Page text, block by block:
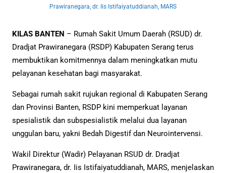
Prawiranegara, dr. Iis Istifaiyatuddianah, MARS
KILAS BANTEN – Rumah Sakit Umum Daerah (RSUD) dr.
Dradjat Prawiranegara (RSDP) Kabupaten Serang terus
membuktikan komitmennya dalam meningkatkan mutu
pelayanan kesehatan bagi masyarakat.
Sebagai rumah sakit rujukan regional di Kabupaten Serang
dan Provinsi Banten, RSDP kini memperkuat layanan
spesialistik dan subspesialistik melalui dua layanan
unggulan baru, yakni Bedah Digestif dan Neurointervensi.
Wakil Direktur (Wadir) Pelayanan RSUD dr. Dradjat
Prawiranegara, dr. Iis Istifaiyatuddianah, MARS, menjelaskan